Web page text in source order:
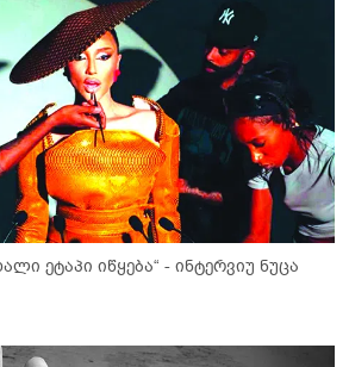
ეტაპი იწყება“ - ინტერვიუ ნუცა